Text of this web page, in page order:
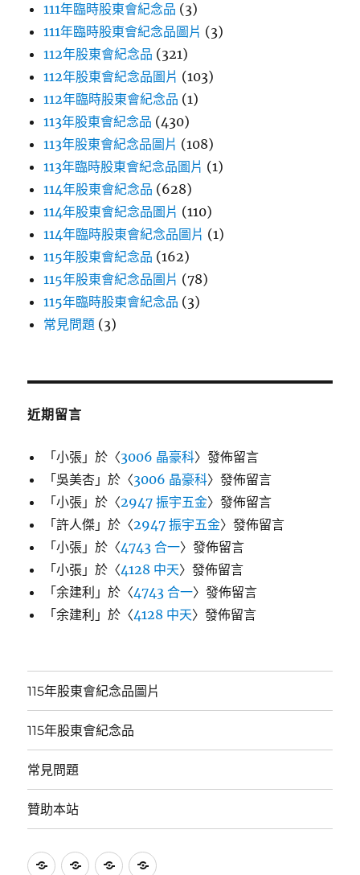
111年臨時股東會紀念品 (3)
111年臨時股東會紀念品圖片 (3)
112年股東會紀念品 (321)
112年股東會紀念品圖片 (103)
112年臨時股東會紀念品 (1)
113年股東會紀念品 (430)
113年股東會紀念品圖片 (108)
113年臨時股東會紀念品圖片 (1)
114年股東會紀念品 (628)
114年股東會紀念品圖片 (110)
114年臨時股東會紀念品圖片 (1)
115年股東會紀念品 (162)
115年股東會紀念品圖片 (78)
115年臨時股東會紀念品 (3)
常見問題 (3)
近期留言
「小張 」於〈3006 晶豪科〉發佈留言
「吳美杏 」於〈3006 晶豪科〉發佈留言
「小張 」於〈2947 振宇五金〉發佈留言
「許人傑 」於〈2947 振宇五金〉發佈留言
「小張 」於〈4743 合一〉發佈留言
「小張 」於〈4128 中天〉發佈留言
「余建利 」於〈4743 合一〉發佈留言
「余建利 」於〈4128 中天〉發佈留言
115年股東會紀念品圖片
115年股東會紀念品
常見問題
贊助本站
115 115 常 贊